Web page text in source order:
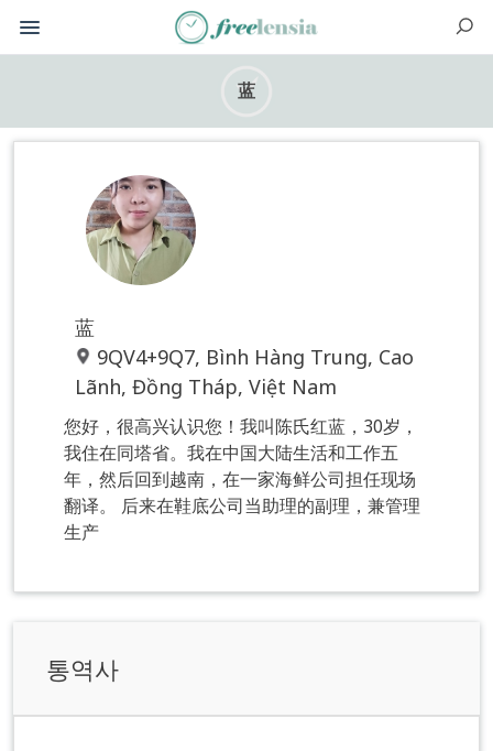
蓝
蓝
9QV4+9Q7, Bình Hàng Trung, Cao
Lãnh, Đồng Tháp, Việt Nam
您好，很高兴认识您！我叫陈氏红蓝，30岁，
我住在同塔省。我在中国大陆生活和工作五
年，然后回到越南，在一家海鲜公司担任现场
翻译。 后来在鞋底公司当助理的副理，兼管理
生产
통역사